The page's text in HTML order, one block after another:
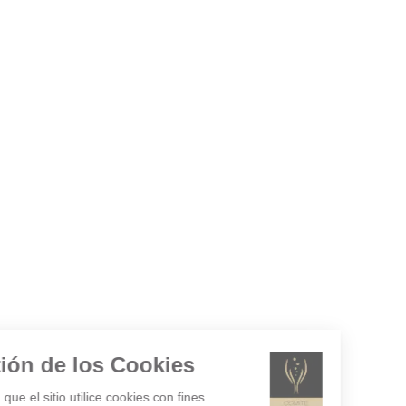
Gestión de los Cookies
¿Acepta que el sitio utilice cookies con fines